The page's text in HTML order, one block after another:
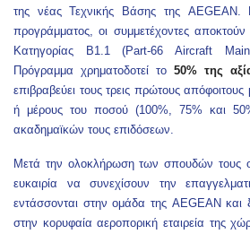
της νέας Τεχνικής Βάσης της
προγράμματος, οι συμμετέχοντες
Κατηγορίας Β1.1 (Part-66 Aircraft
Πρόγραμμα χρηματοδοτεί το50% της
επιβραβεύει τους τρεις πρώτους
ή μέρους του ποσού (100%, 75% και
ακαδημαϊκών τους επιδόσεων.
Μετά την ολοκλήρωση των σπουδών τους
ευκαιρία να συνεχίσουν την
εντάσσονται στην ομάδα της AEGEAN και
στην κορυφαία αεροπορική εταιρεία της